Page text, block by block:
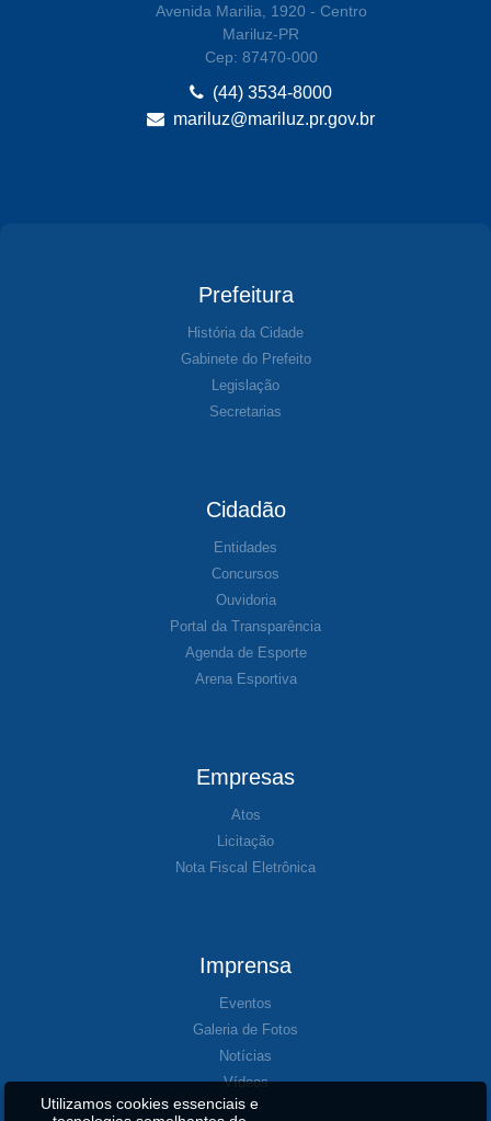
Avenida Marilia, 1920 - Centro
Mariluz-PR
Cep: 87470-000
(44) 3534-8000
mariluz@mariluz.pr.gov.br
Prefeitura
História da Cidade
Gabinete do Prefeito
Legislação
Secretarias
Cidadão
Entidades
Concursos
Ouvidoria
Portal da Transparência
Agenda de Esporte
Arena Esportiva
Empresas
Atos
Licitação
Nota Fiscal Eletrônica
Imprensa
Eventos
Galeria de Fotos
Notícias
Vídeos
Utilizamos cookies essenciais e